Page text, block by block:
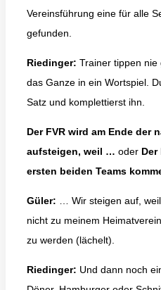
Vereinsführung eine für alle
gefunden.
Riedinger: Trainer tippen nie
das Ganze in ein Wortspiel.
Satz und komplettierst ihn.
Der FVR wird am Ende der
aufsteigen, weil … oder
ersten beiden Teams
Güler:
… Wir steigen auf,
nicht zu meinem
zu werden (lächelt).
Riedinger: Und dann noch